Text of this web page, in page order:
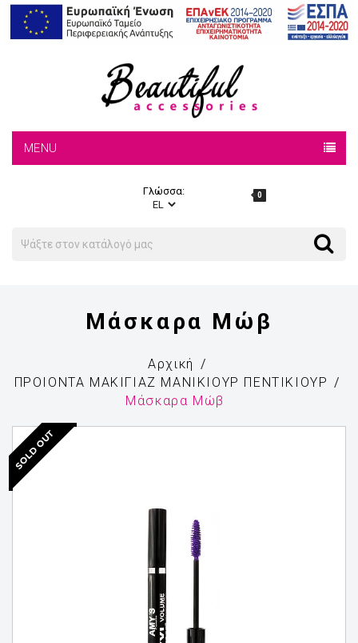
MENU
Γλώσσα: 0
Search
Μάσκαρα Μώβ
Αρχική
ΠΡΟΙΟΝΤΑ ΜΑΚΙΓΙΑΖ ΜΑΝΙΚΙΟΥΡ ΠΕΝΤΙΚΙΟΥΡ
Μάσκαρα Μώβ
SOLD OUT